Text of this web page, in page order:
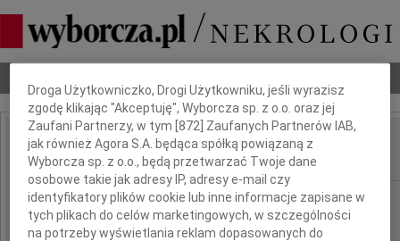
IMIĘ I NAZWISKO: Karol Szyndzielorz
REGION: cała Polska
DATA EMISJI: 20.05.2026
Dbamy o Twoją prywatność
Droga Użytkowniczko, Drogi Użytkowniku, jeśli wyrazisz
zgodę klikając "Akceptuję", Wyborcza sp. z o.o. oraz jej
Zaufani Partnerzy, w tym [872] Zaufanych Partnerów IAB,
jak również Agora S.A. będąca spółką powiązaną z
Wyborcza sp. z o.o., będą przetwarzać Twoje dane
osobowe takie jak adresy IP, adresy e-mail czy
identyfikatory plików cookie lub inne informacje zapisane w
tych plikach do celów marketingowych, w szczególności
na potrzeby wyświetlania reklam dopasowanych do